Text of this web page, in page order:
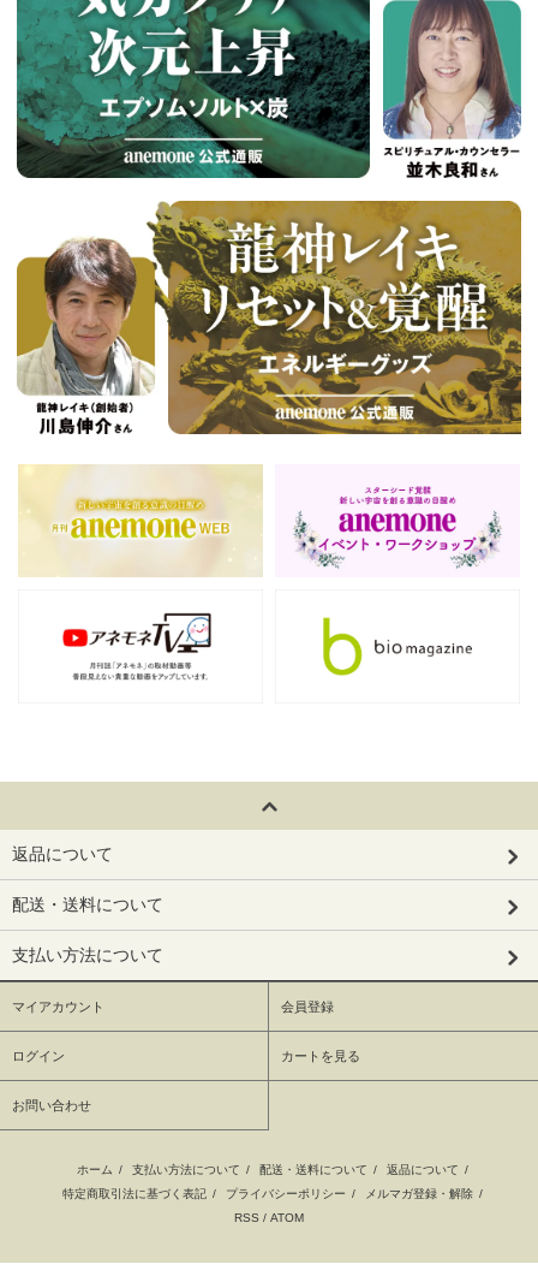
返品について
配送・送料について
支払い方法について
マイアカウント 会員登録
ログイン カートを見る
お問い合わせ
ホーム / 支払い方法について / 配送・送料について / 返品について /
特定商取引法に基づく表記 / プライバシーポリシー / メルマガ登録・解除 /
RSS / ATOM